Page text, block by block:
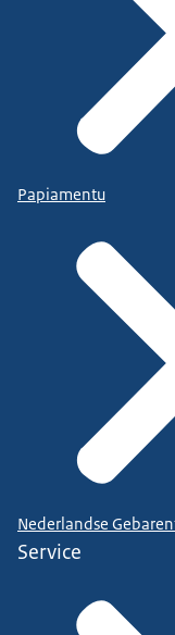
Papiamentu
Nederlandse
Service